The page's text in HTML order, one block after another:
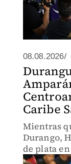
08.08.2026/
Caribe
Mientras
Durango,
de plata